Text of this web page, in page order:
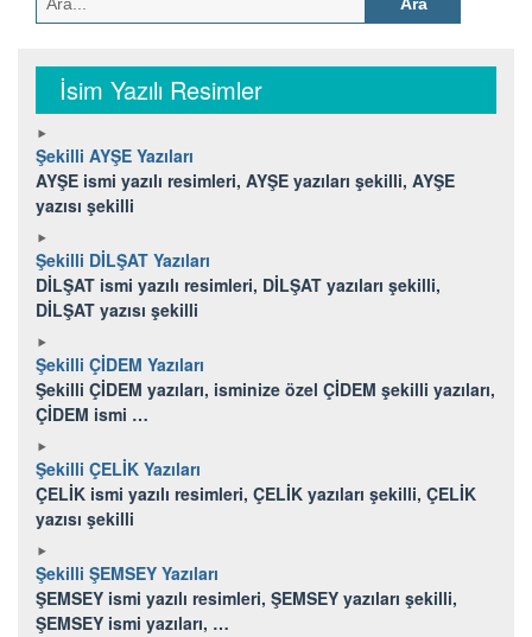
İsim Yazılı Resimler
Şekilli AYŞE Yazıları
AYŞE ismi yazılı resimleri, AYŞE yazıları şekilli, AYŞE
yazısı şekilli
Şekilli DİLŞAT Yazıları
DİLŞAT ismi yazılı resimleri, DİLŞAT yazıları şekilli,
DİLŞAT yazısı şekilli
Şekilli ÇİDEM Yazıları
Şekilli ÇİDEM yazıları, isminize özel ÇİDEM şekilli yazıları,
ÇİDEM ismi …
Şekilli ÇELİK Yazıları
ÇELİK ismi yazılı resimleri, ÇELİK yazıları şekilli, ÇELİK
yazısı şekilli
Şekilli ŞEMSEY Yazıları
ŞEMSEY ismi yazılı resimleri, ŞEMSEY yazıları şekilli,
ŞEMSEY ismi yazıları, …